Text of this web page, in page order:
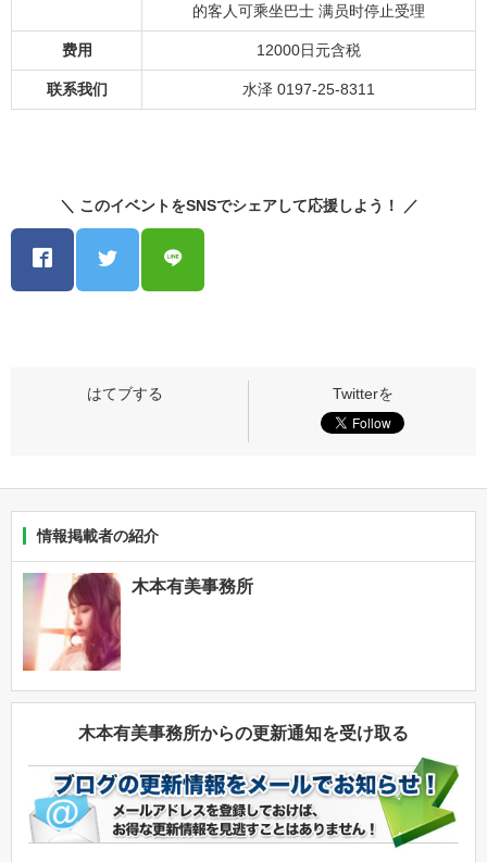
的客人可乘坐巴士 满员时停止受理
费用 12000日元含税
联系我们 水泽 0197-25-8311
＼ このイベントをSNSでシェアして応援しよう！ ／
情報掲載者の紹介
木本有美事務所
木本有美事務所からの更新通知を受け取る